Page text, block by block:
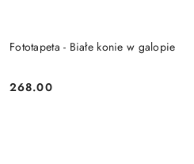
Fototapeta - Białe konie w galopie
Cena:
268.00